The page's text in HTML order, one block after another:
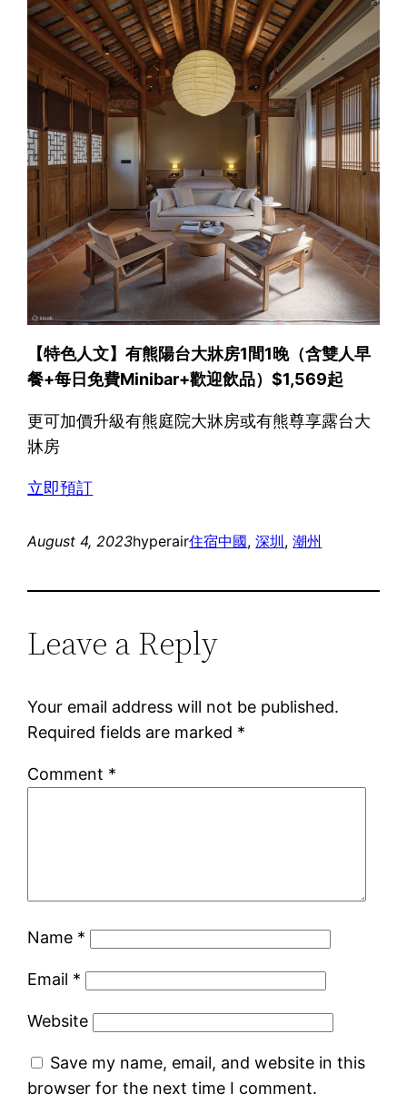
【特色人文】有熊陽台大牀房1間1晚（含雙人早
餐+每日免費Minibar+歡迎飲品）$1,569起
更可加價升級有熊庭院大牀房或有熊尊享露台大
牀房
立即預訂
August 4, 2023hyperair住宿中國, 深圳, 潮州
Leave a Reply
Your email address will not be published.
Required fields are marked *
Comment *
Name *
Email *
Website
Save my name, email, and website in this
browser for the next time I comment.